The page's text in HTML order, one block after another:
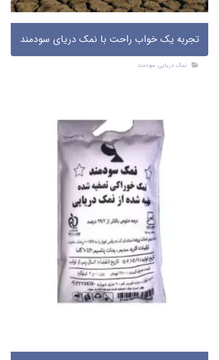
تجربه یک خواب راحت با نمک دریای سودمند
نمک دریایی سودمند